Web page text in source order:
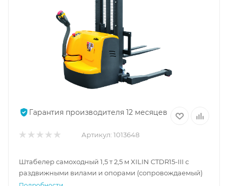
Гарантия производителя 12 месяцев
Артикул: 1013648
Штабелер самоходный 1,5 т 2,5 м XILIN CTDR15-III с
раздвижными вилами и опорами (сопровождаемый)